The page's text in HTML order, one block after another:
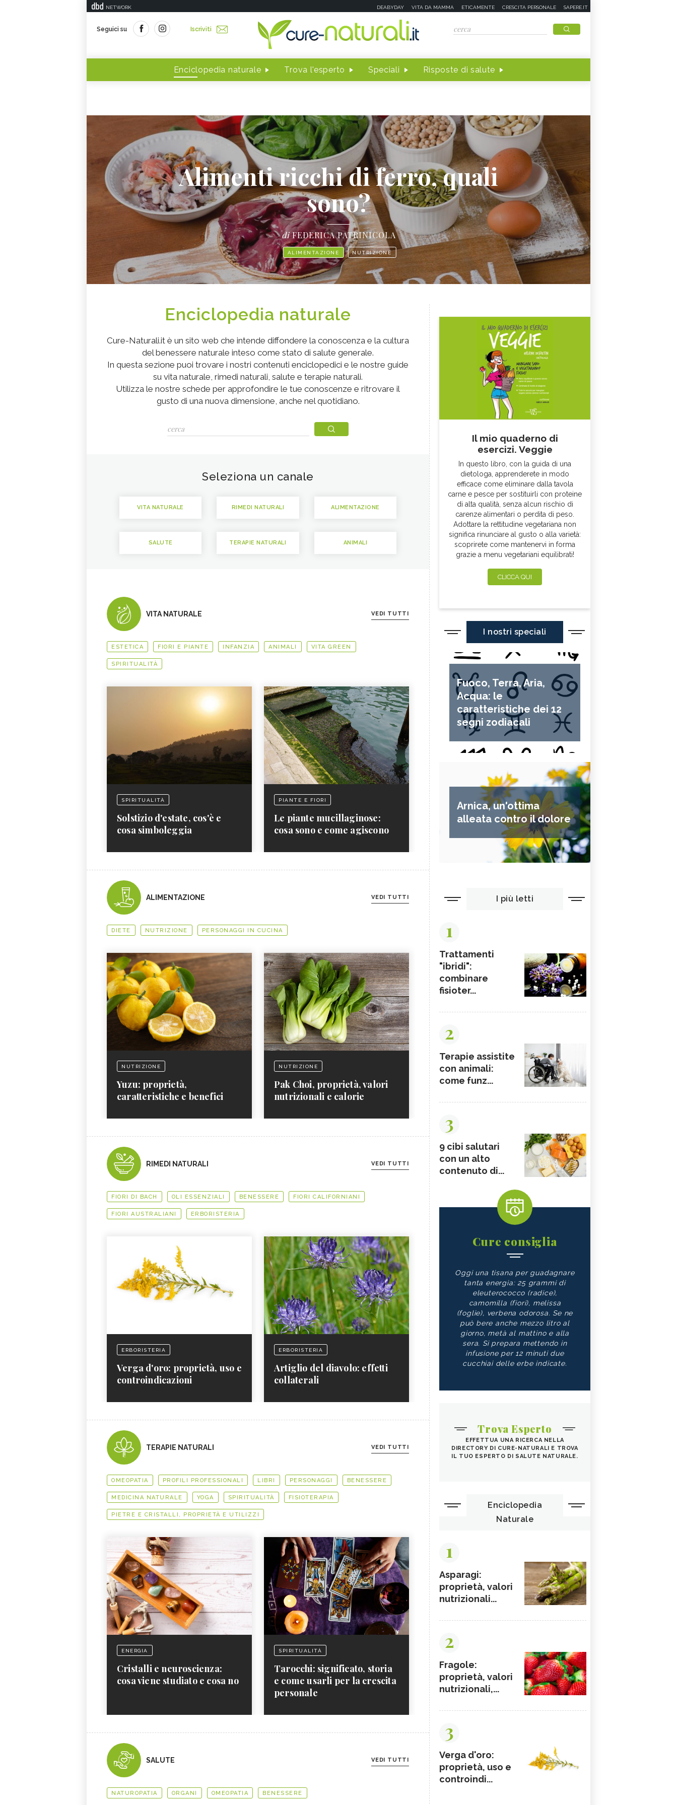
NETWORK DEABYDAY VITA DA MAMMA ETICAMENTE CRESCITA PERSONALE SAPERE.IT
Seguici su Iscriviti
Enciclopedia naturale Trova l'esperto Speciali Risposte di salute
Alimenti ricchi di ferro, quali
sono?
diFEDERICA PATRINICOLA
ALIMENTAZIONE NUTRIZIONE
Enciclopedia naturale
Cure-Naturali.it è un sito web che intende diffondere la conoscenza e la cultura
del benessere naturale inteso come stato di salute generale.
In questa sezione puoi trovare i nostri contenuti enciclopedici e le nostre guide
su vita naturale, rimedi naturali, salute e terapie naturali.
Utilizza le nostre schede per approfondire le tue conoscenze e ritrovare il
gusto di una nuova dimensione, anche nel quotidiano.
Seleziona un canale
VITA NATURALE RIMEDI NATURALI ALIMENTAZIONE
SALUTE TERAPIE NATURALI ANIMALI
VITA NATURALE VEDI TUTTI
ESTETICA FIORI E PIANTE INFANZIA ANIMALI VITA GREEN
SPIRITUALITÀ
SPIRITUALITÀ
Solstizio d'estate, cos'è e
cosa simboleggia
PIANTE E FIORI
Le piante mucillaginose:
cosa sono e come agiscono
ALIMENTAZIONE VEDI TUTTI
DIETE NUTRIZIONE PERSONAGGI IN CUCINA
NUTRIZIONE
Yuzu: proprietà,
caratteristiche e benefici
NUTRIZIONE
Pak Choi, proprietà, valori
nutrizionali e calorie
RIMEDI NATURALI VEDI TUTTI
FIORI DI BACH OLI ESSENZIALI BENESSERE FIORI CALIFORNIANI
FIORI AUSTRALIANI ERBORISTERIA
ERBORISTERIA
Verga d'oro: proprietà, uso e
controindicazioni
ERBORISTERIA
Artiglio del diavolo: effetti
collaterali
TERAPIE NATURALI VEDI TUTTI
OMEOPATIA PROFILI PROFESSIONALI LIBRI PERSONAGGI BENESSERE
MEDICINA NATURALE YOGA SPIRITUALITÀ FISIOTERAPIA
PIETRE E CRISTALLI, PROPRIETÀ E UTILIZZI
ENERGIA
Cristalli e neuroscienza:
cosa viene studiato e cosa no
SPIRITUALITÀ
Tarocchi: significato, storia
e come usarli per la crescita
personale
SALUTE VEDI TUTTI
NATUROPATIA ORGANI OMEOPATIA BENESSERE
Il mio quaderno di
esercizi. Veggie
In questo libro, con la guida di una
dietologa, apprenderete in modo
efficace come eliminare dalla tavola
carne e pesce per sostituirli con proteine
di alta qualità, senza alcun rischio di
carenze alimentari o perdita di peso.
Adottare la rettitudine vegetariana non
significa rinunciare al gusto o alla varietà:
scoprirete come mantenervi in forma
grazie a menu vegetariani equilibrati!
CLICCA QUI
I nostri speciali
Fuoco, Terra, Aria,
Acqua: le
caratteristiche dei 12
segni zodiacali
Arnica, un'ottima
alleata contro il dolore
I più letti
1
Trattamenti
"ibridi":
combinare
fisioter...
2
Terapie assistite
con animali:
come funz...
3
9 cibi salutari
con un alto
contenuto di...
Cure consiglia
Oggi una tisana per guadagnare
tanta energia: 25 grammi di
eleuterococco (radice),
camomilla (fiori), melissa
(foglie), verbena odorosa. Se ne
può bere anche mezzo litro al
giorno, metà al mattino e alla
sera. Si prepara mettendo in
infusione per 12 minuti due
cucchiai delle erbe indicate.
Trova Esperto
EFFETTUA UNA RICERCA NELLA
DIRECTORY DI CURE-NATURALI E TROVA
IL TUO ESPERTO DI SALUTE NATURALE.
Enciclopedia
Naturale
1
Asparagi:
proprietà, valori
nutrizionali...
2
Fragole:
proprietà, valori
nutrizionali,...
3
Verga d'oro:
proprietà, uso e
controindi...